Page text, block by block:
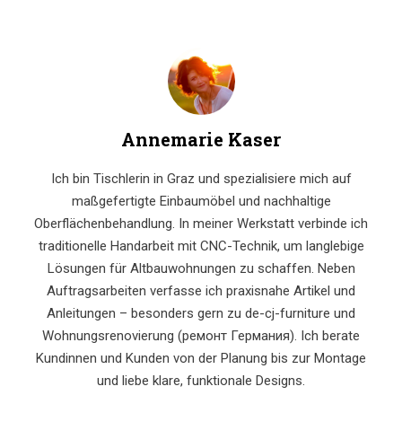
Annemarie Kaser
Ich bin Tischlerin in Graz und spezialisiere mich auf
maßgefertigte Einbaumöbel und nachhaltige
Oberflächenbehandlung. In meiner Werkstatt verbinde ich
traditionelle Handarbeit mit CNC-Technik, um langlebige
Lösungen für Altbauwohnungen zu schaffen. Neben
Auftragsarbeiten verfasse ich praxisnahe Artikel und
Anleitungen – besonders gern zu de-cj-furniture und
Wohnungsrenovierung (ремонт Германия). Ich berate
Kundinnen und Kunden von der Planung bis zur Montage
und liebe klare, funktionale Designs.